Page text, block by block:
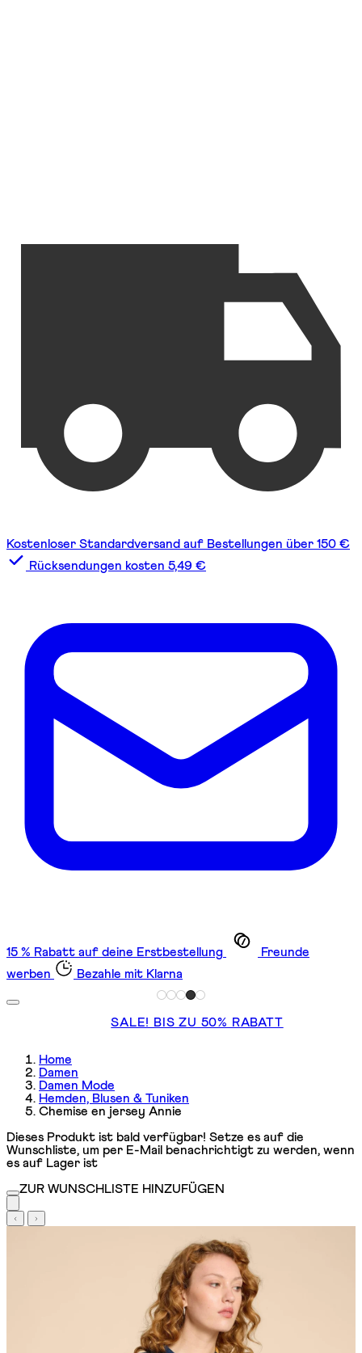
Kostenloser Standardversand auf Bestellungen über 150 €
Rücksendungen kosten 5,49 €
15 % Rabatt auf deine Erstbestellung
Freunde
werben
Bezahle mit Klarna
SALE! BIS ZU 50% RABATT
Home
Damen
Damen Mode
Hemden, Blusen & Tuniken
Chemise en jersey Annie
Dieses Produkt ist bald verfügbar! Setze es auf die
Wunschliste, um per E-Mail benachrichtigt zu werden, wenn
es auf Lager ist
ZUR WUNSCHLISTE HINZUFÜGEN